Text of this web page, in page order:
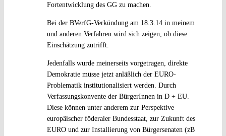
Fortentwicklung des GG zu machen.
Bei der BVerfG-Verkündung am 18.3.14 in meinem
und anderen Verfahren wird sich zeigen, ob diese
Einschätzung zutrifft.
Jedenfalls wurde meinerseits vorgetragen, direkte
Demokratie müsse jetzt anläßlich der EURO-
Problematik institutionalisiert werden. Durch
Verfassungskonvente der BürgerInnen in D + EU.
Diese können unter anderem zur Perspektive
europäischer föderaler Bundesstaat, zur Zukunft des
EURO und zur Installierung von Bürgersenaten (zB